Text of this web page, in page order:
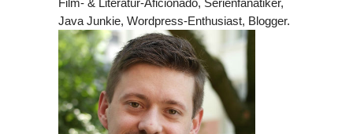
Java Junkie, Wordpress-Enthusiast, Blogger.